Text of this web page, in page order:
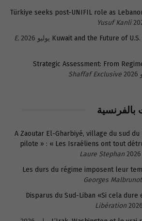
Türkiye seeks post-UNIFIL role as
Yusuf Kanli
Kuwait and the Future of
E.
Strategic Assessment: From
Shaffaf Exclusive
بالفرنسية
A Zaoutar El-Gharbiyé, village du sud du
pilote » : « Les Israéliens ont tout
Laure Stephan
Les durs du régime imposent leur
Georges Malbrunot
Disparus du Sud-Liban «Si cela
Libération